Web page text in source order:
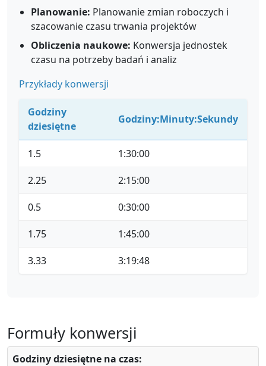
Planowanie: Planowanie zmian roboczych i
szacowanie czasu trwania projektów
Obliczenia naukowe: Konwersja jednostek
czasu na potrzeby badań i analiz
Przykłady konwersji
Godziny
dziesiętne
Godziny:Minuty:Sekundy
1.5 1:30:00
2.25 2:15:00
0.5 0:30:00
1.75 1:45:00
3.33 3:19:48
Formuły konwersji
Godziny dziesiętne na czas: